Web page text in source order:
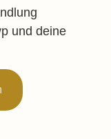
und deine